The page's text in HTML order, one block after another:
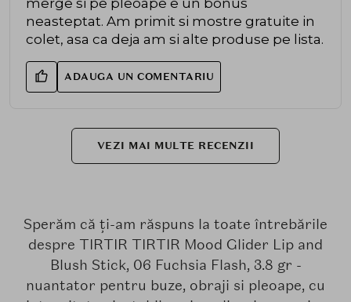
merge si pe pleoape e un bonus
neasteptat. Am primit si mostre gratuite in
colet, asa ca deja am si alte produse pe lista.
ADAUGA UN COMENTARIU
VEZI MAI MULTE RECENZII
Sperăm că ți-am răspuns la toate întrebările
despre TIRTIR TIRTIR Mood Glider Lip and
Blush Stick, 06 Fuchsia Flash, 3.8 gr -
nuantator pentru buze, obraji si pleoape, cu